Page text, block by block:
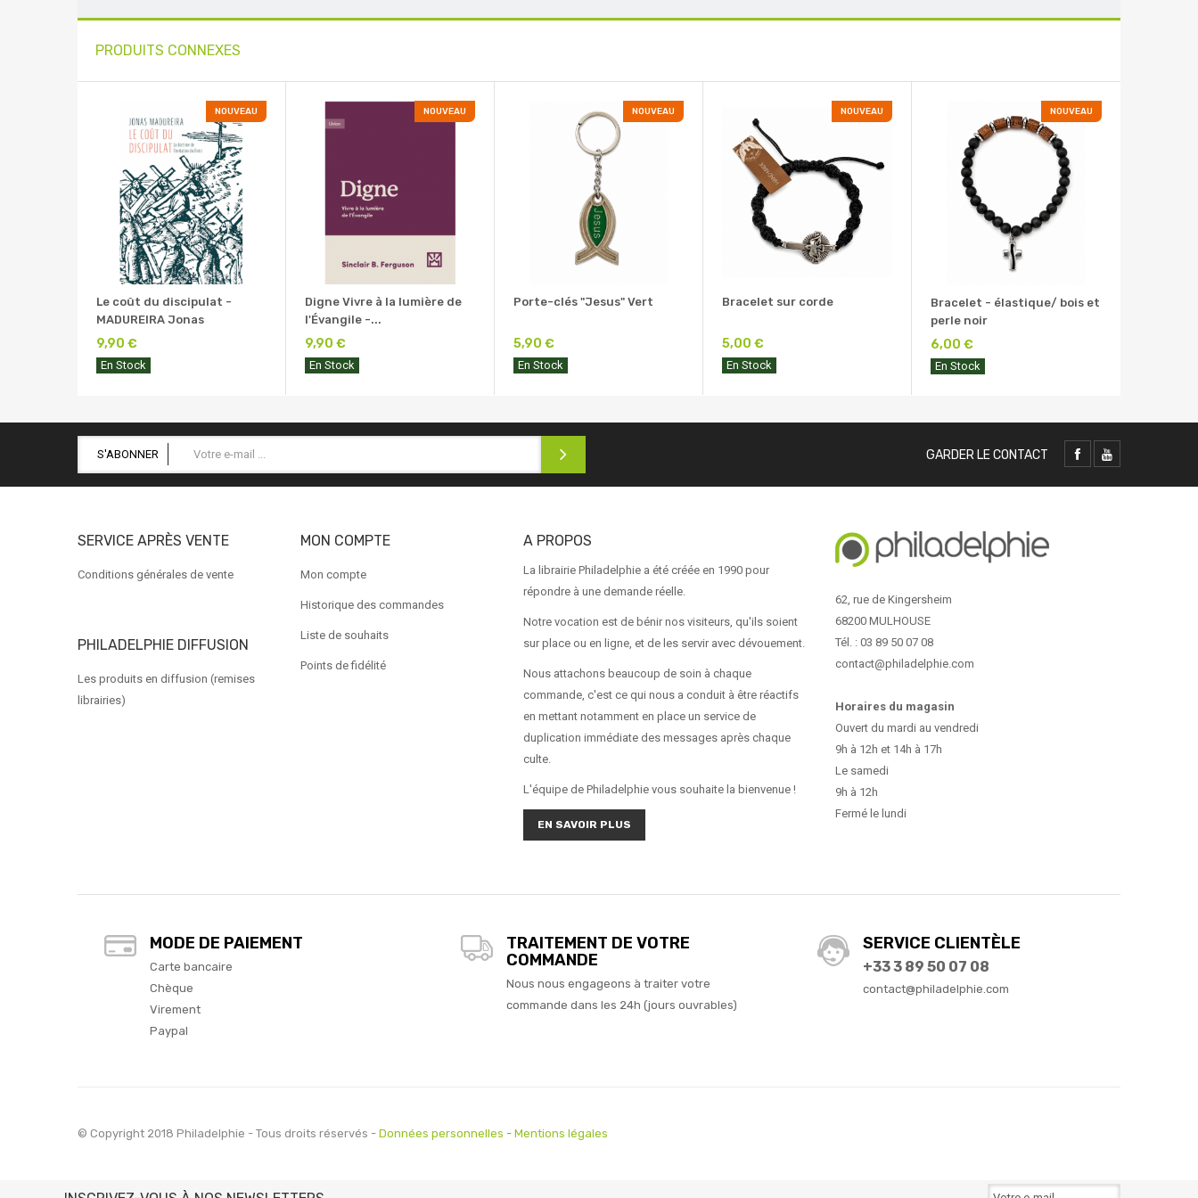
PRODUITS CONNEXES
NOUVEAU
Le coût du discipulat -
MADUREIRA Jonas
9,90 €
En Stock
NOUVEAU
Digne Vivre à la lumière de
l'Évangile -...
9,90 €
En Stock
NOUVEAU
Porte-clés "Jesus" Vert
5,90 €
En Stock
NOUVEAU
Bracelet sur corde
5,00 €
En Stock
NOUVEAU
Bracelet - élastique/ bois et
perle noir
6,00 €
En Stock
S'ABONNER GARDER LE CONTACT
SERVICE APRÈS VENTE
Conditions générales de vente
PHILADELPHIE DIFFUSION
Les produits en diffusion (remises
librairies)
MON COMPTE
Mon compte
Historique des commandes
Liste de souhaits
Points de fidélité
A PROPOS
La librairie Philadelphie a été créée en 1990 pour
répondre à une demande réelle.
Notre vocation est de bénir nos visiteurs, qu'ils soient
sur place ou en ligne, et de les servir avec dévouement.
Nous attachons beaucoup de soin à chaque
commande, c'est ce qui nous a conduit à être réactifs
en mettant notamment en place un service de
duplication immédiate des messages après chaque
culte.
L'équipe de Philadelphie vous souhaite la bienvenue !
EN SAVOIR PLUS
62, rue de Kingersheim
68200 MULHOUSE
Tél. : 03 89 50 07 08
contact@philadelphie.com
Horaires du magasin
Ouvert du mardi au vendredi
9h à 12h et 14h à 17h
Le samedi
9h à 12h
Fermé le lundi
MODE DE PAIEMENT
Carte bancaire
Chèque
Virement
Paypal
TRAITEMENT DE VOTRE
COMMANDE
Nous nous engageons à traiter votre
commande dans les 24h (jours ouvrables)
SERVICE CLIENTÈLE
+33 3 89 50 07 08
contact@philadelphie.com
© Copyright 2018 Philadelphie - Tous droits réservés - Données personnelles - Mentions légales